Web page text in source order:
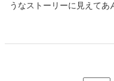
うなストーリーに見えてあ